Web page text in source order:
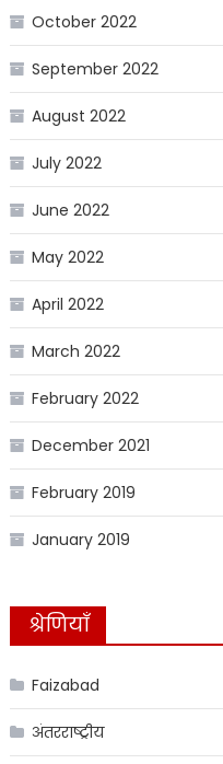
October 2022
September 2022
August 2022
July 2022
June 2022
May 2022
April 2022
March 2022
February 2022
December 2021
February 2019
January 2019
श्रेणियाँ
Faizabad
अंतरराष्ट्रीय